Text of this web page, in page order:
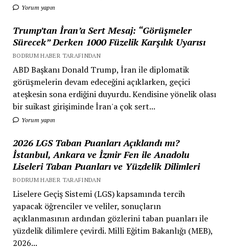
Yorum yapın
Trump’tan İran’a Sert Mesaj: “Görüşmeler
Sürecek” Derken 1000 Füzelik Karşılık Uyarısı
BODRUM HABER TARAFINDAN
ABD Başkanı Donald Trump, İran ile diplomatik
görüşmelerin devam edeceğini açıklarken, geçici
ateşkesin sona erdiğini duyurdu. Kendisine yönelik olası
bir suikast girişiminde İran'a çok sert...
Yorum yapın
2026 LGS Taban Puanları Açıklandı mı?
İstanbul, Ankara ve İzmir Fen ile Anadolu
Liseleri Taban Puanları ve Yüzdelik Dilimleri
BODRUM HABER TARAFINDAN
Liselere Geçiş Sistemi (LGS) kapsamında tercih
yapacak öğrenciler ve veliler, sonuçların
açıklanmasının ardından gözlerini taban puanları ile
yüzdelik dilimlere çevirdi. Milli Eğitim Bakanlığı (MEB),
2026...